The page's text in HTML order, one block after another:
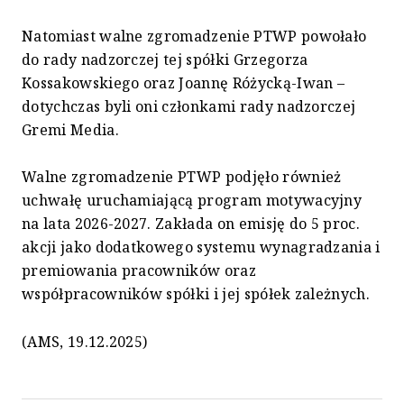
Natomiast walne zgromadzenie PTWP powołało
do rady nadzorczej tej spółki Grzegorza
Kossakowskiego oraz Joannę Różycką-Iwan –
dotychczas byli oni członkami rady nadzorczej
Gremi Media.
Walne zgromadzenie PTWP podjęło również
uchwałę uruchamiającą program motywacyjny
na lata 2026-2027. Zakłada on emisję do 5 proc.
akcji jako dodatkowego systemu wynagradzania i
premiowania pracowników oraz
współpracowników spółki i jej spółek zależnych.
(AMS, 19.12.2025)